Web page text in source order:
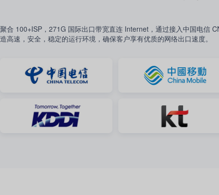
聚合 100+ISP，271G 国际出口带宽直连 Internet，通过接入中国电信
造高速，安全，稳定的运行环境，确保客户享有优质的网络出口速度。